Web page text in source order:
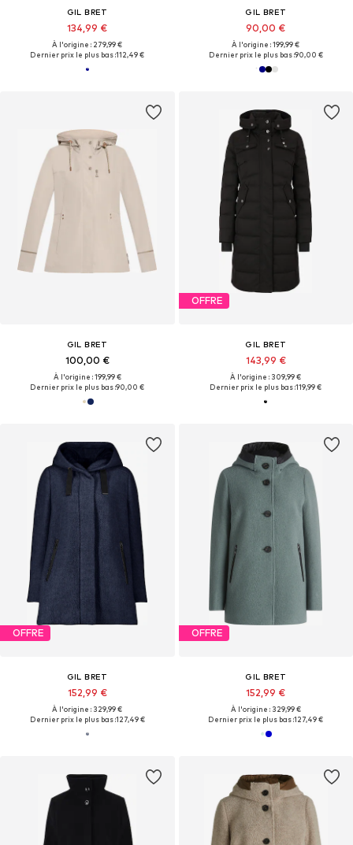
GIL BRET
134,99 €
À l'origine : 279,99 €
Dernier prix le plus bas :112,49 €
GIL BRET
90,00 €
À l'origine : 199,99 €
Dernier prix le plus bas :90,00 €
GIL BRET
100,00 €
À l'origine : 199,99 €
Dernier prix le plus bas :90,00 €
OFFRE
GIL BRET
143,99 €
À l'origine : 309,99 €
Dernier prix le plus bas :119,99 €
OFFRE
GIL BRET
152,99 €
À l'origine : 329,99 €
Dernier prix le plus bas :127,49 €
OFFRE
GIL BRET
152,99 €
À l'origine : 329,99 €
Dernier prix le plus bas :127,49 €